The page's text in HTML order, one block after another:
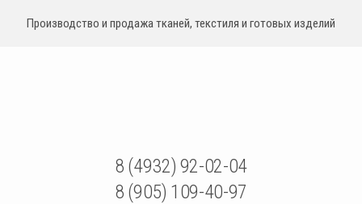
Производство и продажа тканей, текстиля и готовых изделий
8 (4932) 92-02-04
8 (905) 109-40-97